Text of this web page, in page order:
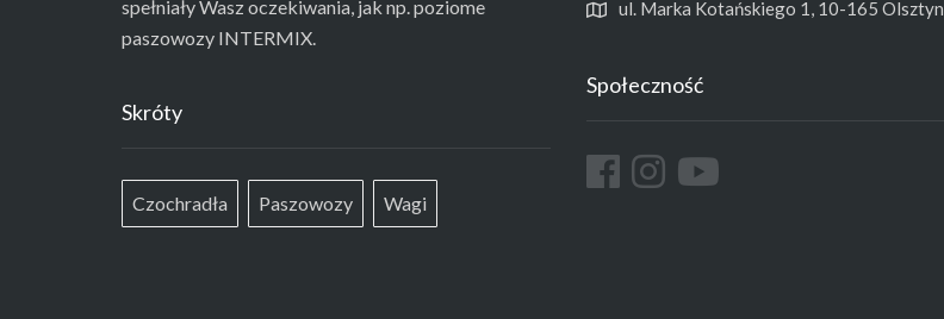
spełniały Wasz oczekiwania, jak np. poziome
paszowozy INTERMIX.
Skróty
Czochradła Paszowozy Wagi
ul. Marka Kotańskiego 1, 10-165 Olsztyn
Społeczność